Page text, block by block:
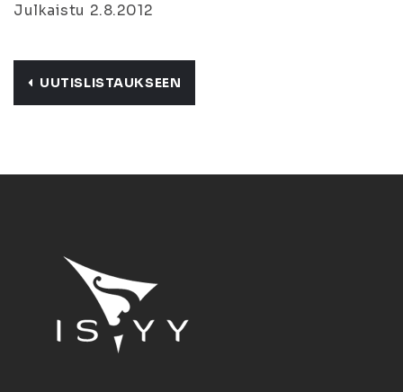
Julkaistu 2.8.2012
UUTISLISTAUKSEEN